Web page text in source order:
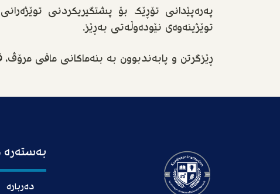
پەرەپێدانی تۆڕێک بۆ پشتگیریکردنی
توێژینەوەی نێودەوڵەتی بەڕێز.
ڕێزگرتن و پابەندبوون بە بنەماکانی مافی مرۆڤ،
بەستەرە
دەربارە